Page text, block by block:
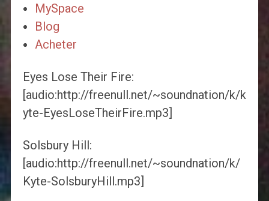
MySpace
Blog
Acheter
Eyes Lose Their Fire:
[audio:http://freenull.net/~soundnation/k/k
yte-EyesLoseTheirFire.mp3]
Solsbury Hill:
[audio:http://freenull.net/~soundnation/k/
Kyte-SolsburyHill.mp3]